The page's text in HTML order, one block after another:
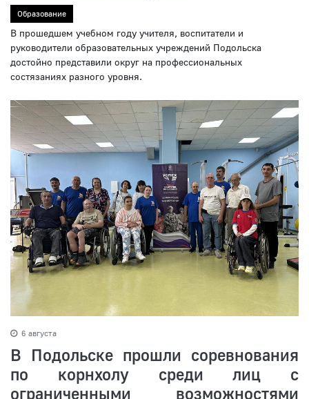
Образование
В прошедшем учебном году учителя, воспитатели и
руководители образовательных учреждений Подольска
достойно представили округ на профессиональных
состязаниях разного уровня.
6 августа
В Подольске прошли соревнования
по корнхолу среди лиц с
ограниченными возможностями